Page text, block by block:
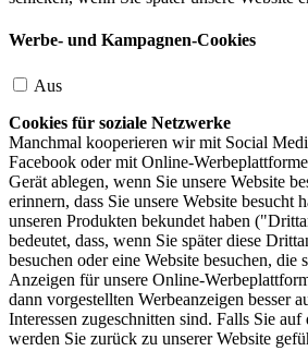
Werbe- und Kampagnen-Cookies
Aus
Cookies für soziale Netzwerke
Manchmal kooperieren wir mit Social
Facebook oder mit Online-
Gerät ablegen, wenn Sie unsere Website
erinnern, dass Sie unsere Website besucht
unseren Produkten bekundet haben
bedeutet, dass, wenn Sie später diese
besuchen oder eine Website besuchen, die
Anzeigen für unsere Online-
dann vorgestellten Werbeanzeigen besser
Interessen zugeschnitten sind. Falls Sie
werden Sie zurück zu unserer Website